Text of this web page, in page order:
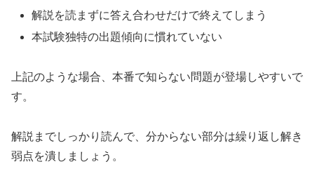
解説を読まずに答え合わせだけで終えてしまう
本試験独特の出題傾向に慣れていない
上記のような場合、本番で知らない問題が登場しやすいで
す。
解説までしっかり読んで、分からない部分は繰り返し解き
弱点を潰しましょう。